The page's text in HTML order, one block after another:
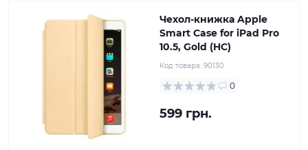
Чехол-книжка Apple
Smart Case for iPad Pro
10.5, Gold (HC)
Код товара: 90130
0
599 грн.